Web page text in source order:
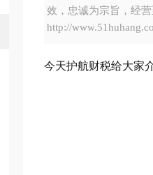
效，忠诚为宗旨，经
http://
今天护航财税给大家